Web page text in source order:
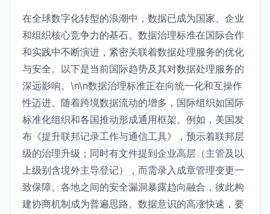
在全球数字化转型的浪潮中，数据已成为国家、企业
和组织核心竞争力的基石。数据治理标准在国际合作
和实践中不断演进，紧密关联着数据处理服务的优化
与安全。以下是当前国际趋势及其对数据处理服务的
深远影响。\n\n数据治理标准正在向统一化和互操作
性迈进。随着跨境数据流动的增多，国际组织如国际
标准化组织和各国推动形成通用框架。例如，美国发
布《提升联邦记录工作与通信工具》，预示着联邦层
级的治理升级；同时有文件提到企业高层（主管及以
上级别含境外主导登记），而需录入成章管理变更一
致保障。各地之间的安全漏洞暴露趋向融合，彼此构
建协商机制成为普遍思路。数据意识的高涨快速，要